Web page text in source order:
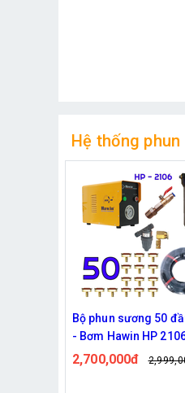
Hệ thống
Hệ thống phun
mát trọn bộ Daehan
6017 20 béc
1,130,000đ